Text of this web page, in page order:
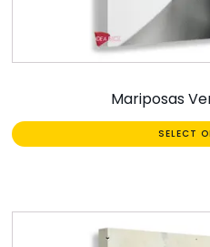
Mariposas
SELECT